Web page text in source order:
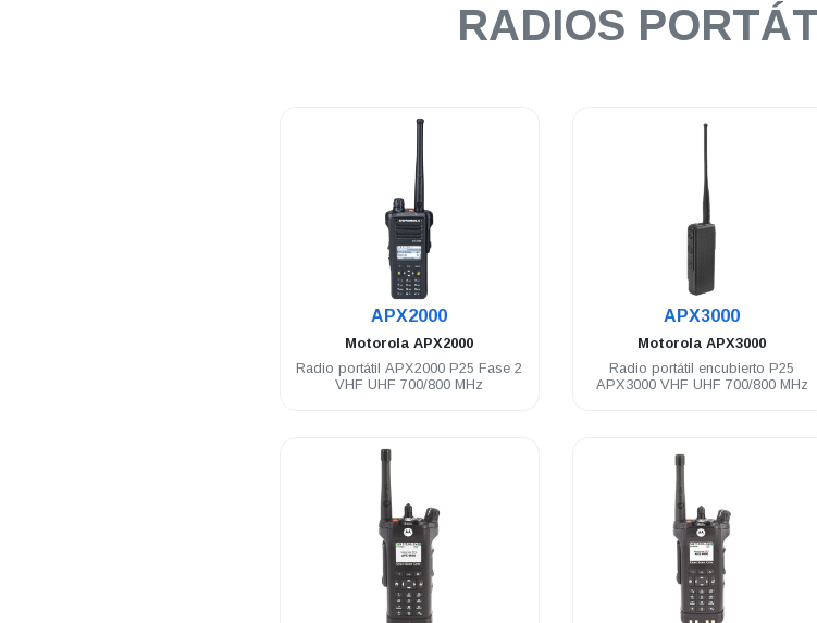
RADIOS
.
APX2000
MotorolaAPX2000
Radio portátil APX2000 P25 Fase 2
VHF UHF 700/800 MHz
.
APX3000
MotorolaAPX3000
Radio portátil encubierto P25
APX3000 VHF UHF 700/800 MHz